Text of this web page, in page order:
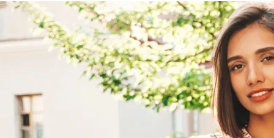
Holi
2024
–
रंग
दे
चुनरिया:
क्या